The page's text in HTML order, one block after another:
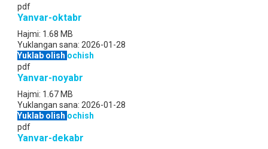
pdf
Yanvar-oktabr
Hajmi: 1.68 MB
Yuklangan sana: 2026-01-28
Yuklab olish ochish
pdf
Yanvar-noyabr
Hajmi: 1.67 MB
Yuklangan sana: 2026-01-28
Yuklab olish ochish
pdf
Yanvar-dekabr